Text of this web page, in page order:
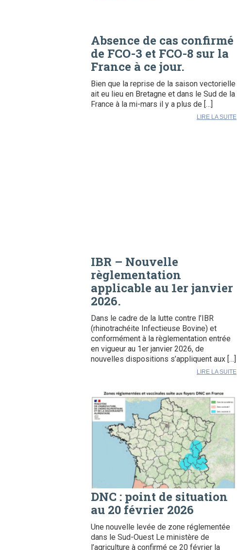
Absence de cas confirmé
de FCO-3 et FCO-8 sur la
France à ce jour.
Bien que la reprise de la saison vectorielle
ait eu lieu en Bretagne et dans le Sud de la
France à la mi-mars il y a plus de […]
LIRE LA SUITE
IBR – Nouvelle
règlementation
applicable au 1er janvier
2026.
Dans le cadre de la lutte contre l’IBR
(rhinotrachéite Infectieuse Bovine) et
conformément à la règlementation entrée
en vigueur au 1er janvier 2026, de
nouvelles dispositions s’appliquent aux […]
LIRE LA SUITE
DNC : point de situation
au 20 février 2026
Une nouvelle levée de zone réglementée
dans le Sud-Ouest Le ministère de
l’agriculture à confirmé ce 20 février la